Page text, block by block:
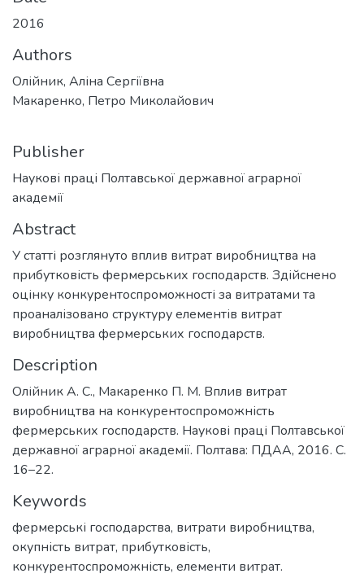
2016
Authors
Олійник, Аліна Сергіївна
Макаренко, Петро Миколайович
Publisher
Наукові праці Полтавської державної аграрної
академії
Abstract
У статті розглянуто вплив витрат виробництва на
прибутковість фермерських господарств. Здійснено
оцінку конкурентоспроможності за витратами та
проаналізовано структуру елементів витрат
виробництва фермерських господарств.
Description
Олійник А. С., Макаренко П. М. Вплив витрат
виробництва на конкурентоспроможність
фермерських господарств. Наукові праці Полтавської
державної аграрної академії. Полтава: ПДАА, 2016. С.
16–22.
Keywords
фермерські господарства, витрати виробництва,
окупність витрат, прибутковість,
конкурентоспроможність, елементи витрат.